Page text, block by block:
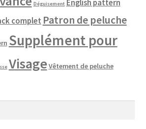
Déguisement English pattern
complet Patron de peluche
Supplément pour
VisageVêtement de peluche